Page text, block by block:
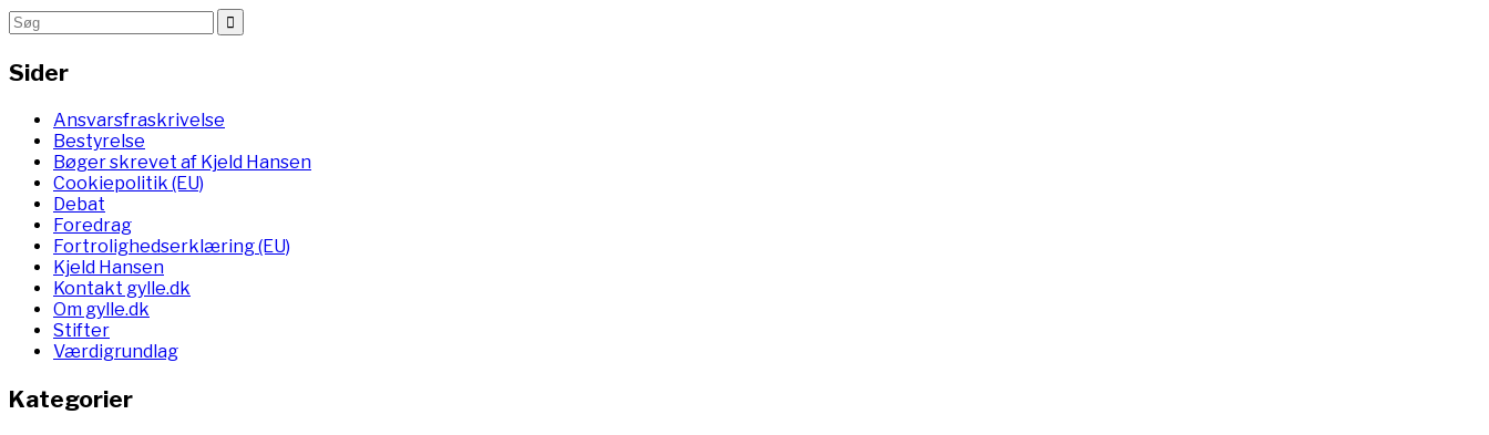
Sider
Ansvarsfraskrivelse
Bestyrelse
Bøger skrevet af Kjeld Hansen
Cookiepolitik (EU)
Debat
Foredrag
Fortrolighedserklæring (EU)
Kjeld Hansen
Kontakt gylle.dk
Om gylle.dk
Stifter
Værdigrundlag
Kategorier